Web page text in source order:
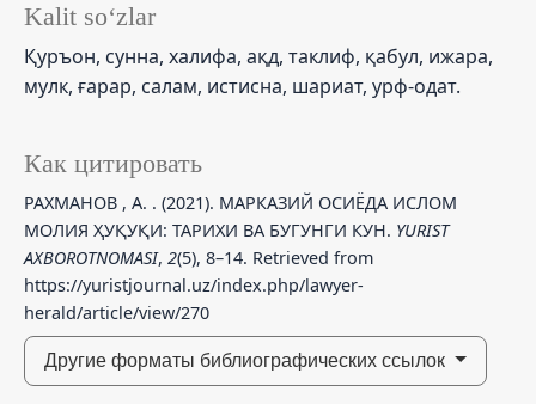
Kalit so‘zlar
Қуръон, сунна, халифа, ақд, таклиф, қабул, ижара,
мулк, ғарар, салам, истисна, шариат, урф-одат.
Как цитировать
РАХМАНОВ , А. . (2021). МАРКАЗИЙ ОСИЁДА ИСЛОМ
МОЛИЯ ҲУҚУҚИ: ТАРИХИ ВА БУГУНГИ КУН. YURIST
AXBOROTNOMASI, 2(5), 8–14. Retrieved from
https://yuristjournal.uz/index.php/lawyer-
herald/article/view/270
Другие форматы библиографических ссылок